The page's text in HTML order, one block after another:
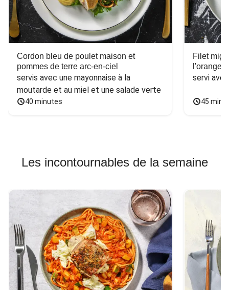
Cordon bleu de poulet maison et
pommes de terre arc-en-ciel
servis avec une mayonnaise à la
moutarde et au miel et une salade verte
40 minutes
Filet
l'orange
servi
45
Les incontournables de la semaine